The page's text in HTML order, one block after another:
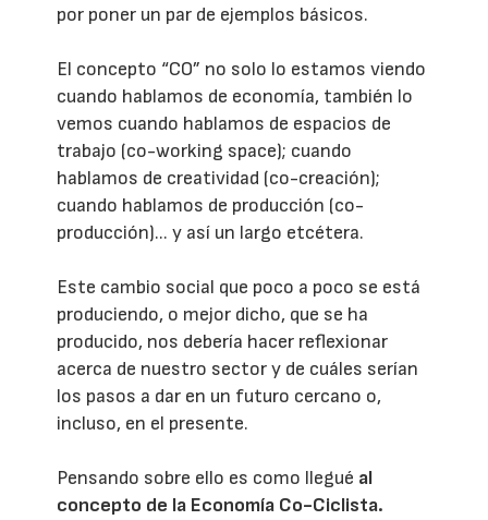
por poner un par de ejemplos básicos.
El concepto “CO” no solo lo estamos viendo
cuando hablamos de economía, también lo
vemos cuando hablamos de espacios de
trabajo (co-working space); cuando
hablamos de creatividad (co-creación);
cuando hablamos de producción (co-
producción)... y así un largo etcétera.
Este cambio social que poco a poco se está
produciendo, o mejor dicho, que se ha
producido, nos debería hacer reflexionar
acerca de nuestro sector y de cuáles serían
los pasos a dar en un futuro cercano o,
incluso, en el presente.
Pensando sobre ello es como llegué al
concepto de la Economía Co-Ciclista.